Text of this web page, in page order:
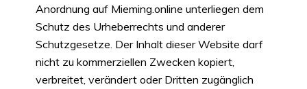
Anordnung auf Mieming.online unterliegen dem
Schutz des Urheberrechts und anderer
Schutzgesetze. Der Inhalt dieser Website darf
nicht zu kommerziellen Zwecken kopiert,
verbreitet, verändert oder Dritten zugänglich